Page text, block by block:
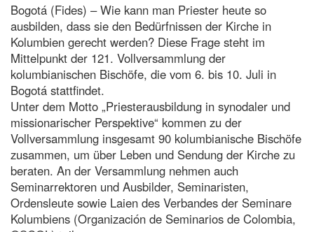
Bogotá (Fides) – Wie kann man Priester heute so
ausbilden, dass sie den Bedürfnissen der Kirche in
Kolumbien gerecht werden? Diese Frage steht im
Mittelpunkt der 121. Vollversammlung der
kolumbianischen Bischöfe, die vom 6. bis 10. Juli in
Bogotá stattfindet.
Unter dem Motto „Priesterausbildung in synodaler und
missionarischer Perspektive“ kommen zu der
Vollversammlung insgesamt 90 kolumbianische Bischöfe
zusammen, um über Leben und Sendung der Kirche zu
beraten. An der Versammlung nehmen auch
Seminarrektoren und Ausbilder, Seminaristen,
Ordensleute sowie Laien des Verbandes der Seminare
Kolumbiens (Organización de Seminarios de Colombia,